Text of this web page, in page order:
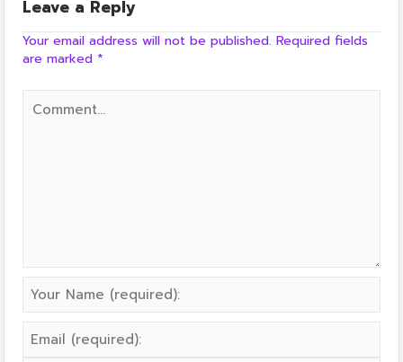
Leave a Reply
Your email address will not be published. Required fields
are marked *